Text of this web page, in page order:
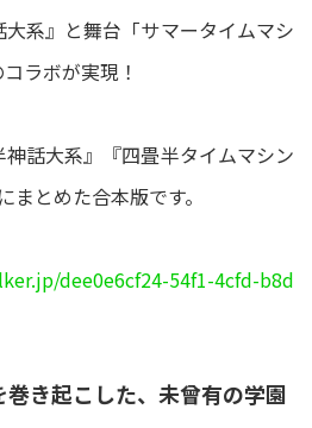
系』と舞台「サマータイムマシ
ラボが実現！
話大系』『四畳半タイムマシン
まとめた合本版です。
dee0e6cf24-54f1-4cfd-b8d
き起こした、未曾有の学園